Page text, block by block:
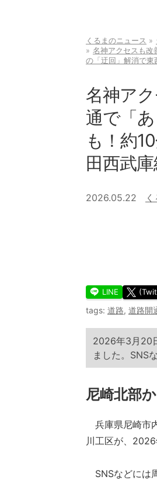
くるまのニュース
名神アクセスも改
の「迂回」解消で東
名神ア
通で「
も！約
田西武
2026.05.22
LINE
tags: 道路, 道路開
2026年3月20
ました。SNS
尼崎北部
兵庫県尼崎市
川工区が、
SNSなどには